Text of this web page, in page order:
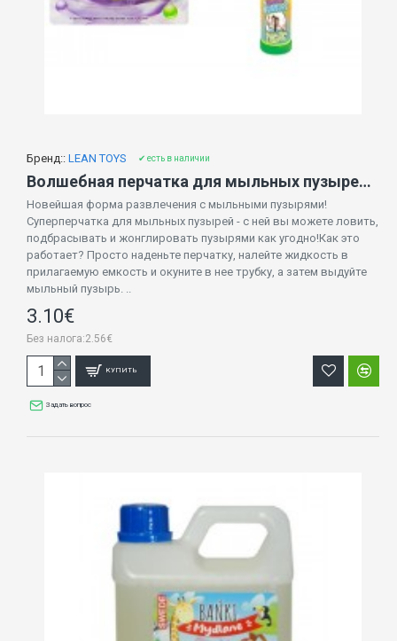
Бренд:: LEAN TOYS ✔ есть в наличии
Волшебная перчатка для мыльных пузырей 59058
Новейшая форма развлечения с мыльными пузырями!
Суперперчатка для мыльных пузырей - с ней вы можете ловить,
подбрасывать и жонглировать пузырями как угодно!Как это
работает? Просто наденьте перчатку, налейте жидкость в
прилагаемую емкость и окуните в нее трубку, а затем выдуйте
мыльный пузырь. ..
3.10€
Без налога:2.56€
КУПИТЬ
Задать вопрос